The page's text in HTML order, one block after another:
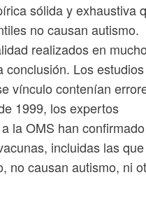
sólida y exhaustiva
no causan autismo.
realizados en
conclusión. Los estudios
vínculo contenían
1999, los expertos
la OMS han
incluidas las que
no causan autismo, ni